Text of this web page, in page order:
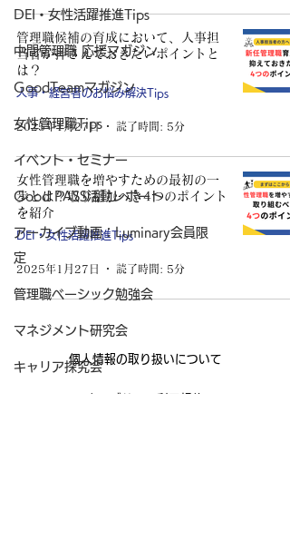
DEI・女性活躍推進Tips
中間管理職 応援マガジン
GoodTeamマガジン
女性管理職Tips
イベント・セミナー
Good PASS活動レポート
アーカイブ動画：Luminary会員限
定
管理職ベーシック勉強会
マネジメント研究会
キャリア探究会
管理職候補の育成において、人事担
当者が押さえておきたいポイントと
は？
人事・経営者のお悩み解決Tips
2025年1月27日 読了時間: 5分
女性管理職を増やすための最初の一
歩とは？取り組むべき4つのポイント
を紹介
DEI・女性活躍推進Tips
2025年1月27日 読了時間: 5分
個人情報の取り扱いについて